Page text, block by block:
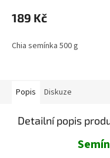
189 Kč
Chia semínka 500 g
Popis Diskuze
Detailní popis